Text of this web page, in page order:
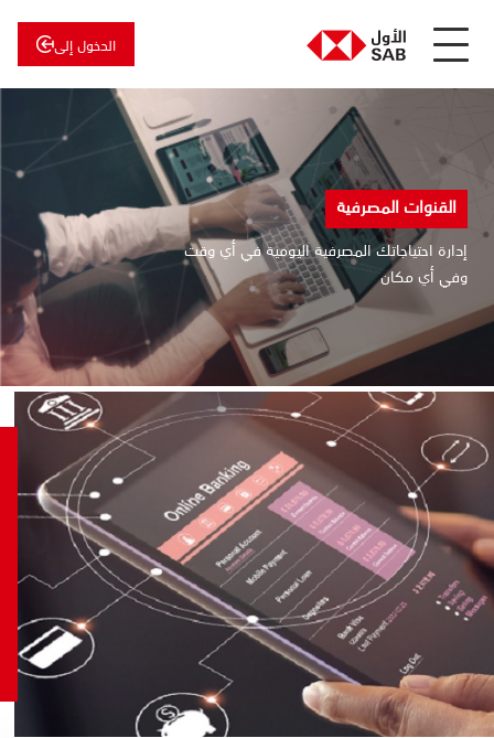
الدخول إلى
للاستثمار
القنوات المصرفية
إدارة احتياجاتك المصرفية اليومية في أي وقت
وفي أي مكان